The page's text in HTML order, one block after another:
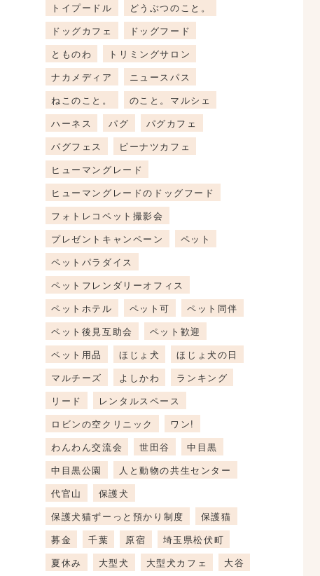
トイプードル
どうぶつのこと。
ドッグカフェ
ドッグフード
とものわ
トリミングサロン
ナカメディア
ニュースパス
ねこのこと。
のこと。マルシェ
ハーネス
パグ
パグカフェ
パグフェス
ピーナツカフェ
ヒューマングレード
ヒューマングレードのドッグフード
フォトレコペット撮影会
プレゼントキャンペーン
ペット
ペットパラダイス
ペットフレンダリーオフィス
ペットホテル
ペット可
ペット同伴
ペット後見互助会
ペット歓迎
ペット用品
ほじょ犬
ほじょ犬の日
マルチーズ
よしかわ
ランキング
リード
レンタルスペース
ロビンの空クリニック
ワン!
わんわん交流会
世田谷
中目黒
中目黒公園
人と動物の共生センター
代官山
保護犬
保護犬猫ずーっと預かり制度
保護猫
募金
千葉 原宿
埼玉県松伏町
夏休み
大型犬 大型犬カフェ
大谷